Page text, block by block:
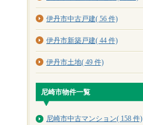
伊丹市中古戸建( 56 件)
伊丹市新築戸建( 44 件)
伊丹市土地( 49 件)
尼崎市物件一覧
尼崎市中古マンション( 158 件)